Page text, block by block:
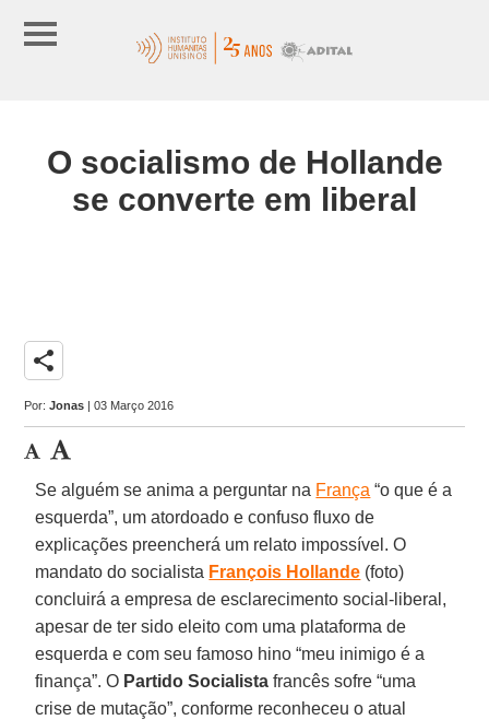
O socialismo de Hollande
se converte em liberal
share
Por:Jonas | 03 Março 2016
Se alguém se anima a perguntar na França “o que é a
esquerda”, um atordoado e confuso fluxo de
explicações preencherá um relato impossível. O
mandato do socialista François Hollande (foto)
concluirá a empresa de esclarecimento social-liberal,
apesar de ter sido eleito com uma plataforma de
esquerda e com seu famoso hino “meu inimigo é a
finança”. O Partido Socialista francês sofre “uma
crise de mutação”, conforme reconheceu o atual